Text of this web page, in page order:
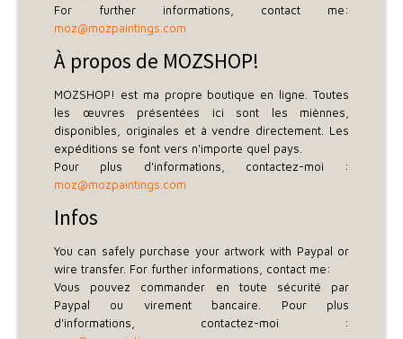
For further informations, contact me:
moz@mozpaintings.com
À propos de MOZSHOP!
MOZSHOP! est ma propre boutique en ligne. Toutes
les œuvres présentées ici sont les miènnes,
disponibles, originales et à vendre directement. Les
expéditions se font vers n'importe quel pays.
Pour plus d'informations, contactez-moi :
moz@mozpaintings.com
Infos
You can safely purchase your artwork with Paypal or
wire transfer. For further informations, contact me:
Vous pouvez commander en toute sécurité par
Paypal ou virement bancaire. Pour plus
d'informations, contactez-moi :